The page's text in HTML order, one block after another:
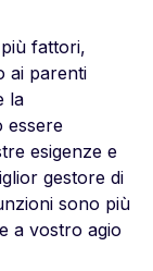
fattori,
ai parenti
la
essere
esigenze e
gestore di
sono più
a vostro agio